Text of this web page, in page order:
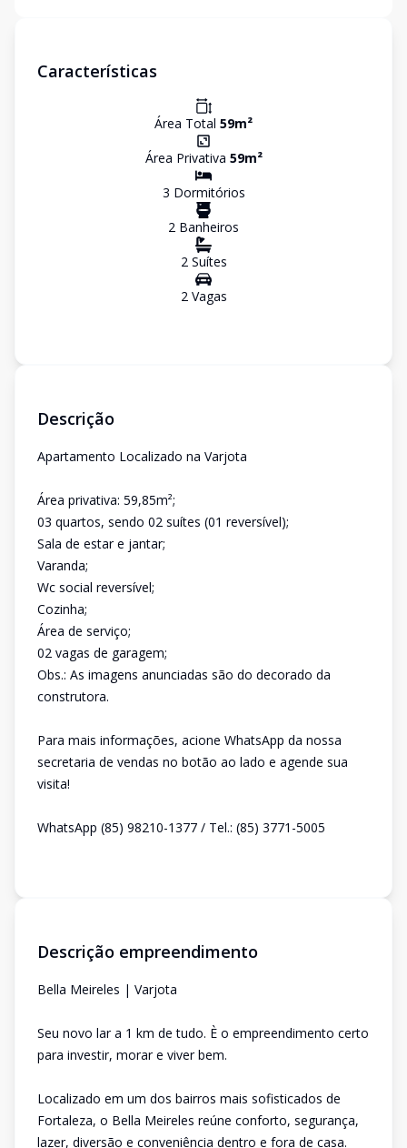
Características
Área Total 59m²
Área Privativa 59m²
3 Dormitórios
2 Banheiros
2Suítes
2Vagas
Descrição
Apartamento Localizado na Varjota
Área privativa: 59,85m²;
03 quartos, sendo 02 suítes (01 reversível);
Sala de estar e jantar;
Varanda;
Wc social reversível;
Cozinha;
Área de serviço;
02 vagas de garagem;
Obs.: As imagens anunciadas são do decorado da
construtora.
Para mais informações, acione WhatsApp da nossa
secretaria de vendas no botão ao lado e agende sua
visita!
WhatsApp (85) 98210-1377 / Tel.: (85) 3771-5005
Descrição empreendimento
Bella Meireles | Varjota
Seu novo lar a 1 km de tudo. È o empreendimento certo
para investir, morar e viver bem.
Localizado em um dos bairros mais sofisticados de
Fortaleza, o Bella Meireles reúne conforto, segurança,
lazer, diversão e conveniência dentro e fora de casa.